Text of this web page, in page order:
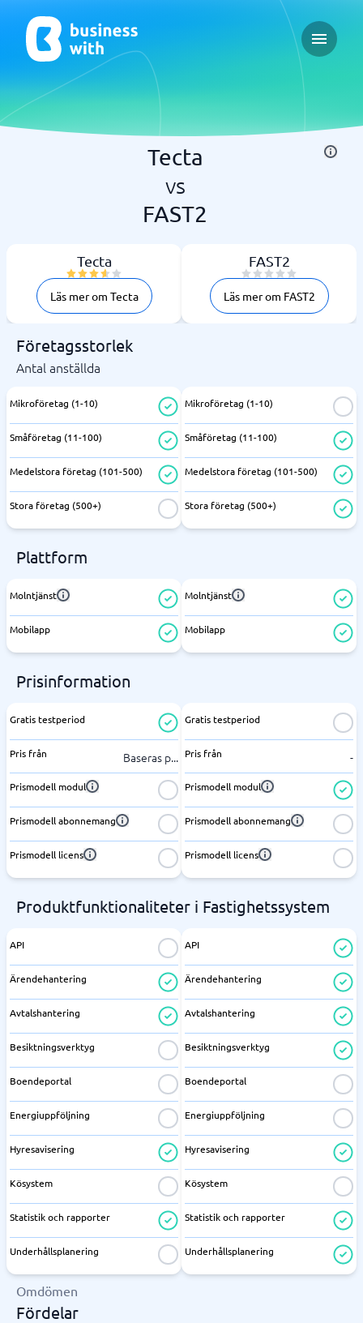
Open
Tecta
vs
FAST2
Tecta
Läs mer om Tecta
FAST2
Läs mer om FAST2
Företagsstorlek
Antal anställda
Mikroföretag (1-10)
Småföretag (11-100)
Medelstora företag (101-500)
Stora företag (500+)
Mikroföretag (1-10)
Småföretag (11-100)
Medelstora företag (101-500)
Stora företag (500+)
Plattform
Molntjänst
Mobilapp
Molntjänst
Mobilapp
Prisinformation
Gratis testperiod
Pris från Baseras p...
Prismodell modul
Prismodell abonnemang
Prismodell licens
Gratis testperiod
Pris från -
Prismodell modul
Prismodell abonnemang
Prismodell licens
Produktfunktionaliteter i Fastighetssystem
API
Ärendehantering
Avtalshantering
Besiktningsverktyg
Boendeportal
Energiuppföljning
Hyresavisering
Kösystem
Statistik och rapporter
Underhållsplanering
API
Ärendehantering
Avtalshantering
Besiktningsverktyg
Boendeportal
Energiuppföljning
Hyresavisering
Kösystem
Statistik och rapporter
Underhållsplanering
Omdömen
Fördelar